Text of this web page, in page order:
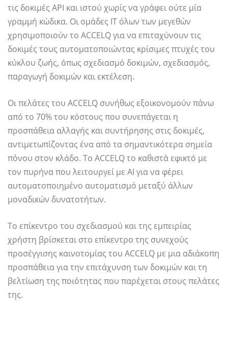
τις δοκιμές API και ιστού χωρίς να γράφει ούτε μία
γραμμή κώδικα. Οι ομάδες IT όλων των μεγεθών
χρησιμοποιούν το ACCELQ για να επιταχύνουν τις
δοκιμές τους αυτοματοποιώντας κρίσιμες πτυχές του
κύκλου ζωής, όπως σχεδιασμό δοκιμών, σχεδιασμός,
παραγωγή δοκιμών και εκτέλεση.
Οι πελάτες του ACCELQ συνήθως εξοικονομούν πάνω
από το 70% του κόστους που συνεπάγεται η
προσπάθεια αλλαγής και συντήρησης στις δοκιμές,
αντιμετωπίζοντας ένα από τα σημαντικότερα σημεία
πόνου στον κλάδο. Το ACCELQ το καθιστά εφικτό με
τον πυρήνα που λειτουργεί με AI για να φέρει
αυτοματοποιημένο αυτοματισμό μεταξύ άλλων
μοναδικών δυνατοτήτων.
Το επίκεντρο του σχεδιασμού και της εμπειρίας
χρήστη βρίσκεται στο επίκεντρο της συνεχούς
προσέγγισης καινοτομίας του ACCELQ με μια αδιάκοπη
προσπάθεια για την επιτάχυνση των δοκιμών και τη
βελτίωση της ποιότητας που παρέχεται στους πελάτες
της.